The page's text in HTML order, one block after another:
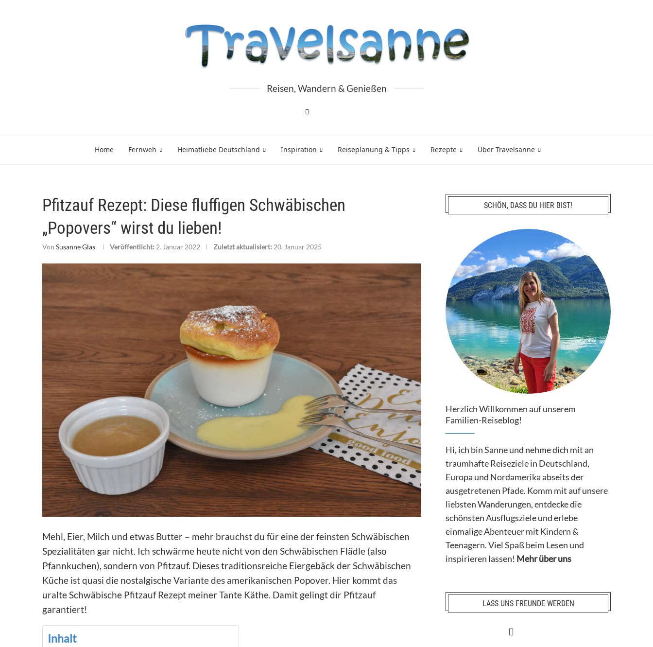
Reisen, Wandern & Genießen
Home Fernweh Heimatliebe Deutschland Inspiration Reiseplanung & Tipps Rezepte Über Travelsanne
Pfitzauf Rezept: Diese fluffigen Schwäbischen
„Popovers“ wirst du lieben!
Von Susanne Glas Veröffentlicht: 2. Januar 2022 Zuletzt aktualisiert: 20. Januar 2025
Mehl, Eier, Milch und etwas Butter – mehr brauchst du für eine der feinsten Schwäbischen
Spezialitäten gar nicht. Ich schwärme heute nicht von den Schwäbischen Flädle (also
Pfannkuchen), sondern von Pfitzauf. Dieses traditionsreiche Eiergebäck der Schwäbischen
Küche ist quasi die nostalgische Variante des amerikanischen Popover. Hier kommt das
uralte Schwäbische Pfitzauf Rezept meiner Tante Käthe. Damit gelingt dir Pfitzauf
garantiert!
Inhalt
SCHÖN, DASS DU HIER BIST!
Herzlich Willkommen auf unserem
Familien-Reiseblog!
Hi, ich bin Sanne und nehme dich mit an
traumhafte Reiseziele in Deutschland,
Europa und Nordamerika abseits der
ausgetretenen Pfade. Komm mit auf unsere
liebsten Wanderungen, entdecke die
schönsten Ausflugsziele und erlebe
einmalige Abenteuer mit Kindern &
Teenagern. Viel Spaß beim Lesen und
inspirieren lassen! Mehr über uns
LASS UNS FREUNDE WERDEN